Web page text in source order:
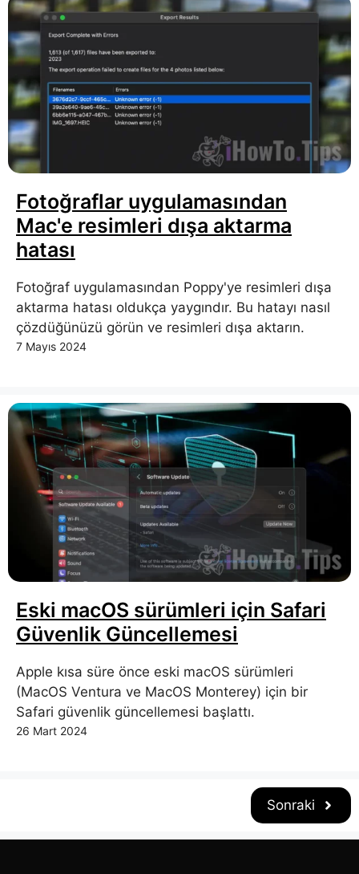
Fotoğraflar uygulamasından
Mac'e resimleri dışa aktarma
hatası
Fotoğraf uygulamasından Poppy'ye resimleri dışa
aktarma hatası oldukça yaygındır. Bu hatayı nasıl
çözdüğünüzü görün ve resimleri dışa aktarın.
7 Mayıs 2024
Eski macOS sürümleri için Safari
Güvenlik Güncellemesi
Apple kısa süre önce eski macOS sürümleri
(MacOS Ventura ve MacOS Monterey) için bir
Safari güvenlik güncellemesi başlattı.
26 Mart 2024
Sonraki